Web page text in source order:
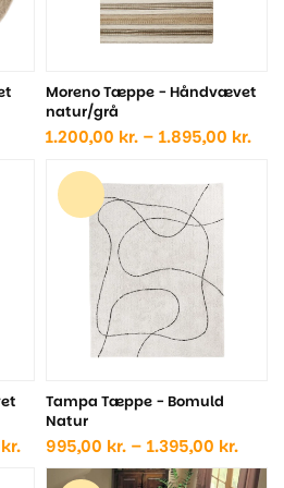
kr..
Moreno Tæppe - Håndvævet
natur/grå
1.200,00 kr. – 1.895,00 kr.
kr.Prisinterval:
1.995,00 kr.
Tampa Tæppe - Bomuld
Natur
995,00 kr. – 1.395,00 kr.